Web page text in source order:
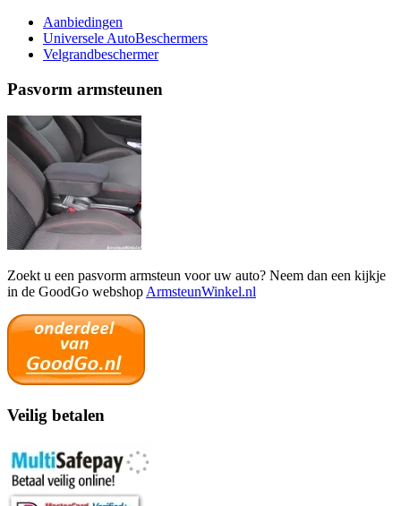
Aanbiedingen
Universele AutoBeschermers
Velgrandbeschermer
Pasvorm armsteunen
Zoekt u een pasvorm armsteun voor uw auto? Neem dan een kijkje
in de GoodGo webshop ArmsteunWinkel.nl
Veilig betalen